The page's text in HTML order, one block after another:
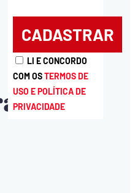
LI E CONCORDO
COM OSTERMOS DE
USO E POLÍTICA DE
PRIVACIDADE